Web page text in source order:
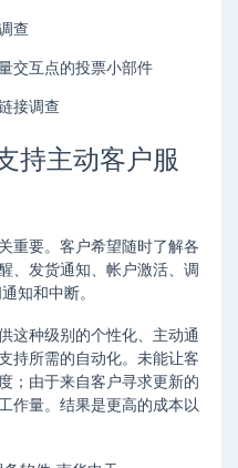
查
交互点的投票小部件
接调查
持主动客户服
重要。客户希望随时了解各
、发货通知、帐户激活、调
知和中断。
这种级别的个性化、主动通
持所需的自动化。未能让客
；由于来自客户寻求更新的
作量。结果是更高的成本以